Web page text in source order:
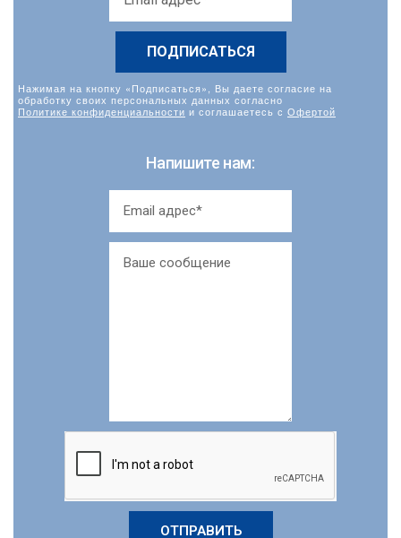
Нажимая на кнопку «Подписаться», Вы даете согласие на
обработку своих персональных данных согласно
Политике конфиденциальности и соглашаетесь с Офертой
Напишите нам:
ОТПРАВИТЬ